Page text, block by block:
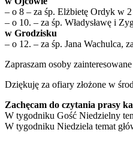
– o 8 – za śp. Elżbietę Ordyk w
– o 10. – za śp. Władysławę i
w Grodzisku
– o 12. – za śp. Jana Wachulca,
Zapraszam osoby
Dziękuję za ofiary złożone w
Zachęcam do czytania prasy
W tygodniku Gość Niedzielny
W tygodniku Niedziela temat